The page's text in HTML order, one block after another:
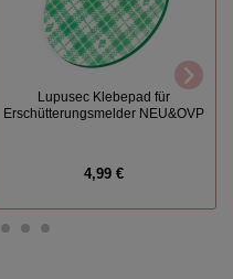
Lupusec Klebepad für
Erschütterungsmelder NEU&OVP
4,99 €